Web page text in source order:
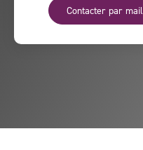
Contacter par mail